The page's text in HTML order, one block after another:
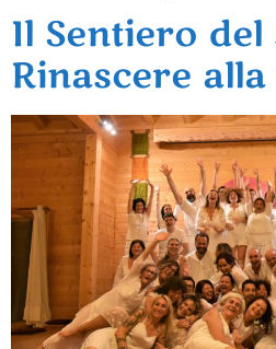
Il Sentiero del
Rinascere